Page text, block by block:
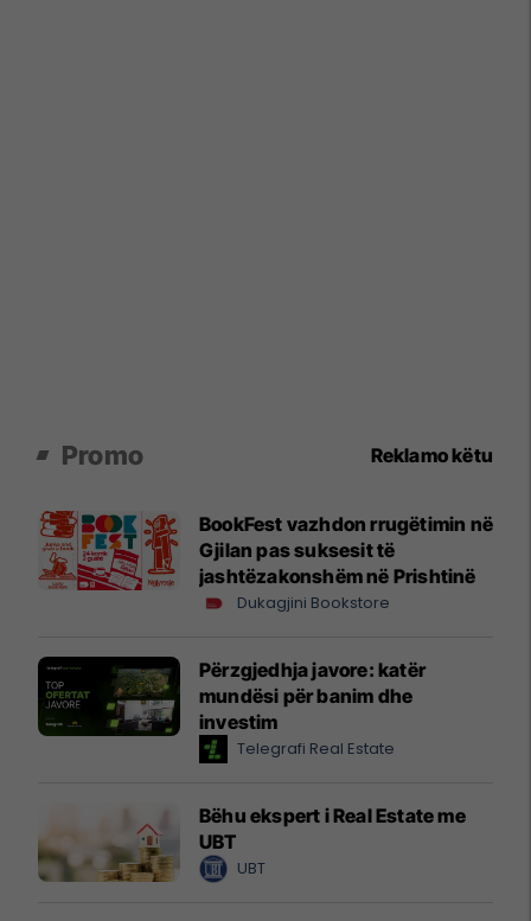
Promo Reklamo këtu
BookFest vazhdon rrugëtimin në
Gjilan pas suksesit të
jashtëzakonshëm në Prishtinë
Dukagjini Bookstore
Përzgjedhja javore: katër
mundësi për banim dhe
investim
Telegrafi Real Estate
Bëhu ekspert i Real Estate me
UBT
UBT